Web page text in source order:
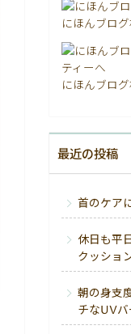
にほんブロ
にほんブロ
最近の投稿
首のケア
休日も平
クッショ
朝の身支
チなUVバ